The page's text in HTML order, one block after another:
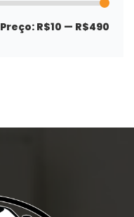
Preço: R$10 — R$490